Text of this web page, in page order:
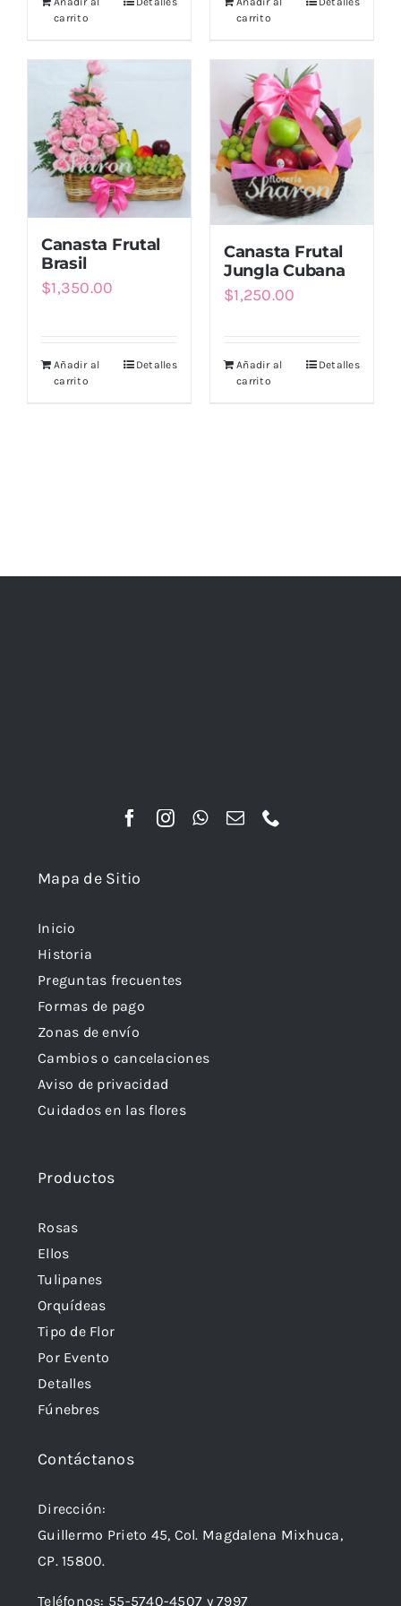
carrito
carrito
Canasta Frutal
Brasil
$1,350.00
Añadir al
carrito
Detalles
Canasta Frutal
Jungla Cubana
$1,250.00
Añadir al
carrito
Detalles
Mapa de Sitio
Inicio
Historia
Preguntas frecuentes
Formas de pago
Zonas de envío
Cambios o cancelaciones
Aviso de privacidad
Cuidados en las flores
Productos
Rosas
Ellos
Tulipanes
Orquídeas
Tipo de Flor
Por Evento
Detalles
Fúnebres
Contáctanos
Dirección:
Guillermo Prieto 45, Col. Magdalena Mixhuca,
CP. 15800.
Teléfonos: 55-5740-4507 y7997